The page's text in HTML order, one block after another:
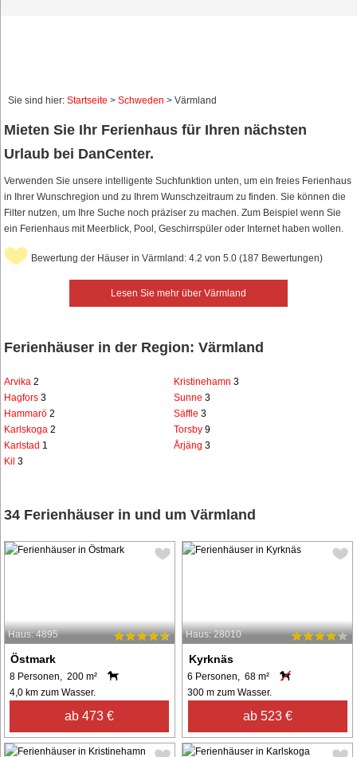
Sie sind hier: Startseite > Schweden > Värmland
Mieten Sie Ihr Ferienhaus für Ihren nächsten
Urlaub bei DanCenter.
Verwenden Sie unsere intelligente Suchfunktion unten, um ein freies Ferienhaus
in Ihrer Wunschregion und zu Ihrem Wunschzeitraum zu finden. Sie können die
Filter nutzen, um Ihre Suche noch präziser zu machen. Zum Beispiel wenn Sie
ein Ferienhaus mit Meerblick, Pool, Geschirrspüler oder Internet haben wollen.
Lesen Sie mehr über Värmland
Bewertung der Häuser in Värmland: 4.2 von 5.0 (187 Bewertungen)
Ferienhäuser in der Region: Värmland
Arvika 2
Hagfors 3
Hammarö 2
Karlskoga 2
Karlstad 1
Kil 3
Kristinehamn 3
Sunne 3
Säffle 3
Torsby 9
Årjäng 3
34 Ferienhäuser in und um Värmland
Haus: 4895
Östmark
8 Personen, 200 m²
4,0 km zum Wasser.
ab 473 €
Haus: 28010
Kyrknäs
6 Personen, 68 m²
300 m zum Wasser.
ab 523 €